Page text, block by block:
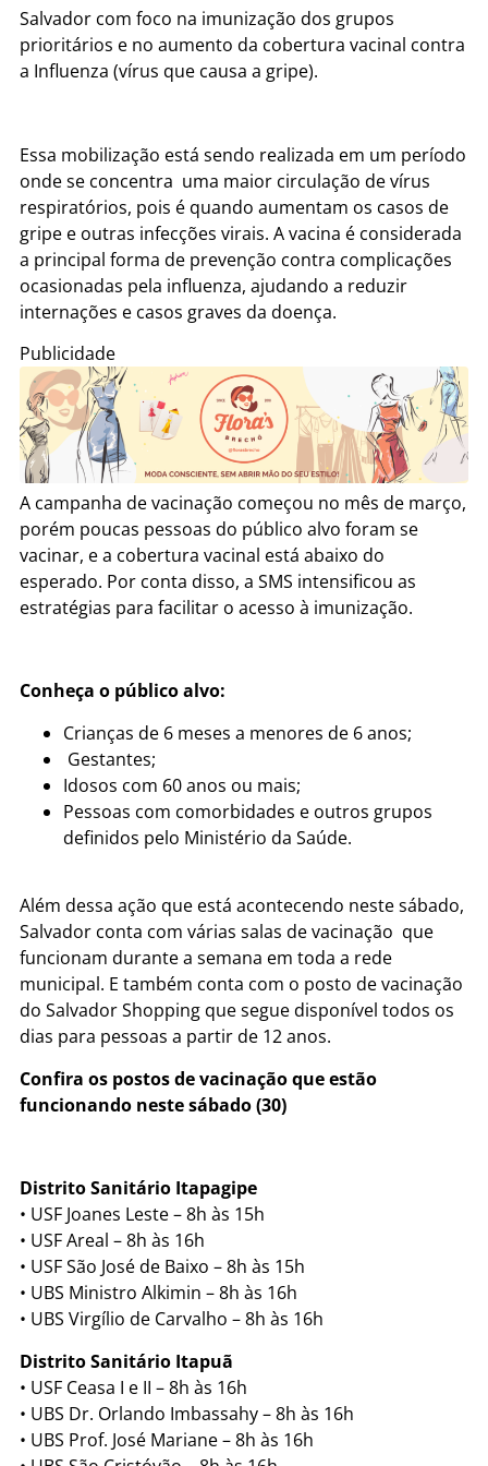
Salvador com foco na imunização dos grupos
prioritários e no aumento da cobertura vacinal contra
a Influenza (vírus que causa a gripe).
Essa mobilização está sendo realizada em um período
onde se concentra uma maior circulação de vírus
respiratórios, pois é quando aumentam os casos de
gripe e outras infecções virais. A vacina é considerada
a principal forma de prevenção contra complicações
ocasionadas pela influenza, ajudando a reduzir
internações e casos graves da doença.
Publicidade
A campanha de vacinação começou no mês de março,
porém poucas pessoas do público alvo foram se
vacinar, e a cobertura vacinal está abaixo do
esperado. Por conta disso, a SMS intensificou as
estratégias para facilitar o acesso à imunização.
Conheça o público alvo:
Crianças de 6 meses a menores de 6 anos;
Gestantes;
Idosos com 60 anos ou mais;
Pessoas com comorbidades e outros grupos
definidos pelo Ministério da Saúde.
Além dessa ação que está acontecendo neste sábado,
Salvador conta com várias salas de vacinação que
funcionam durante a semana em toda a rede
municipal. E também conta com o posto de vacinação
do Salvador Shopping que segue disponível todos os
dias para pessoas a partir de 12 anos.
Confira os postos de vacinação que estão
funcionando neste sábado (30)
Distrito Sanitário Itapagipe
• USF Joanes Leste – 8h às 15h
• USF Areal – 8h às 16h
• USF São José de Baixo – 8h às 15h
• UBS Ministro Alkimin – 8h às 16h
• UBS Virgílio de Carvalho – 8h às 16h
Distrito Sanitário Itapuã
• USF Ceasa I e II – 8h às 16h
• UBS Dr. Orlando Imbassahy – 8h às 16h
• UBS Prof. José Mariane – 8h às 16h